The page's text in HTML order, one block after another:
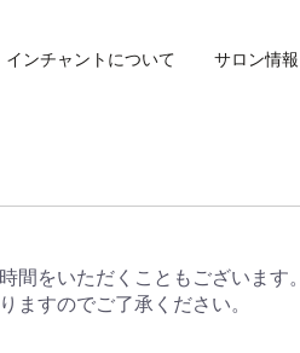
インチャントについて サロン情報
間をいただくこともございます。
ますのでご了承ください。